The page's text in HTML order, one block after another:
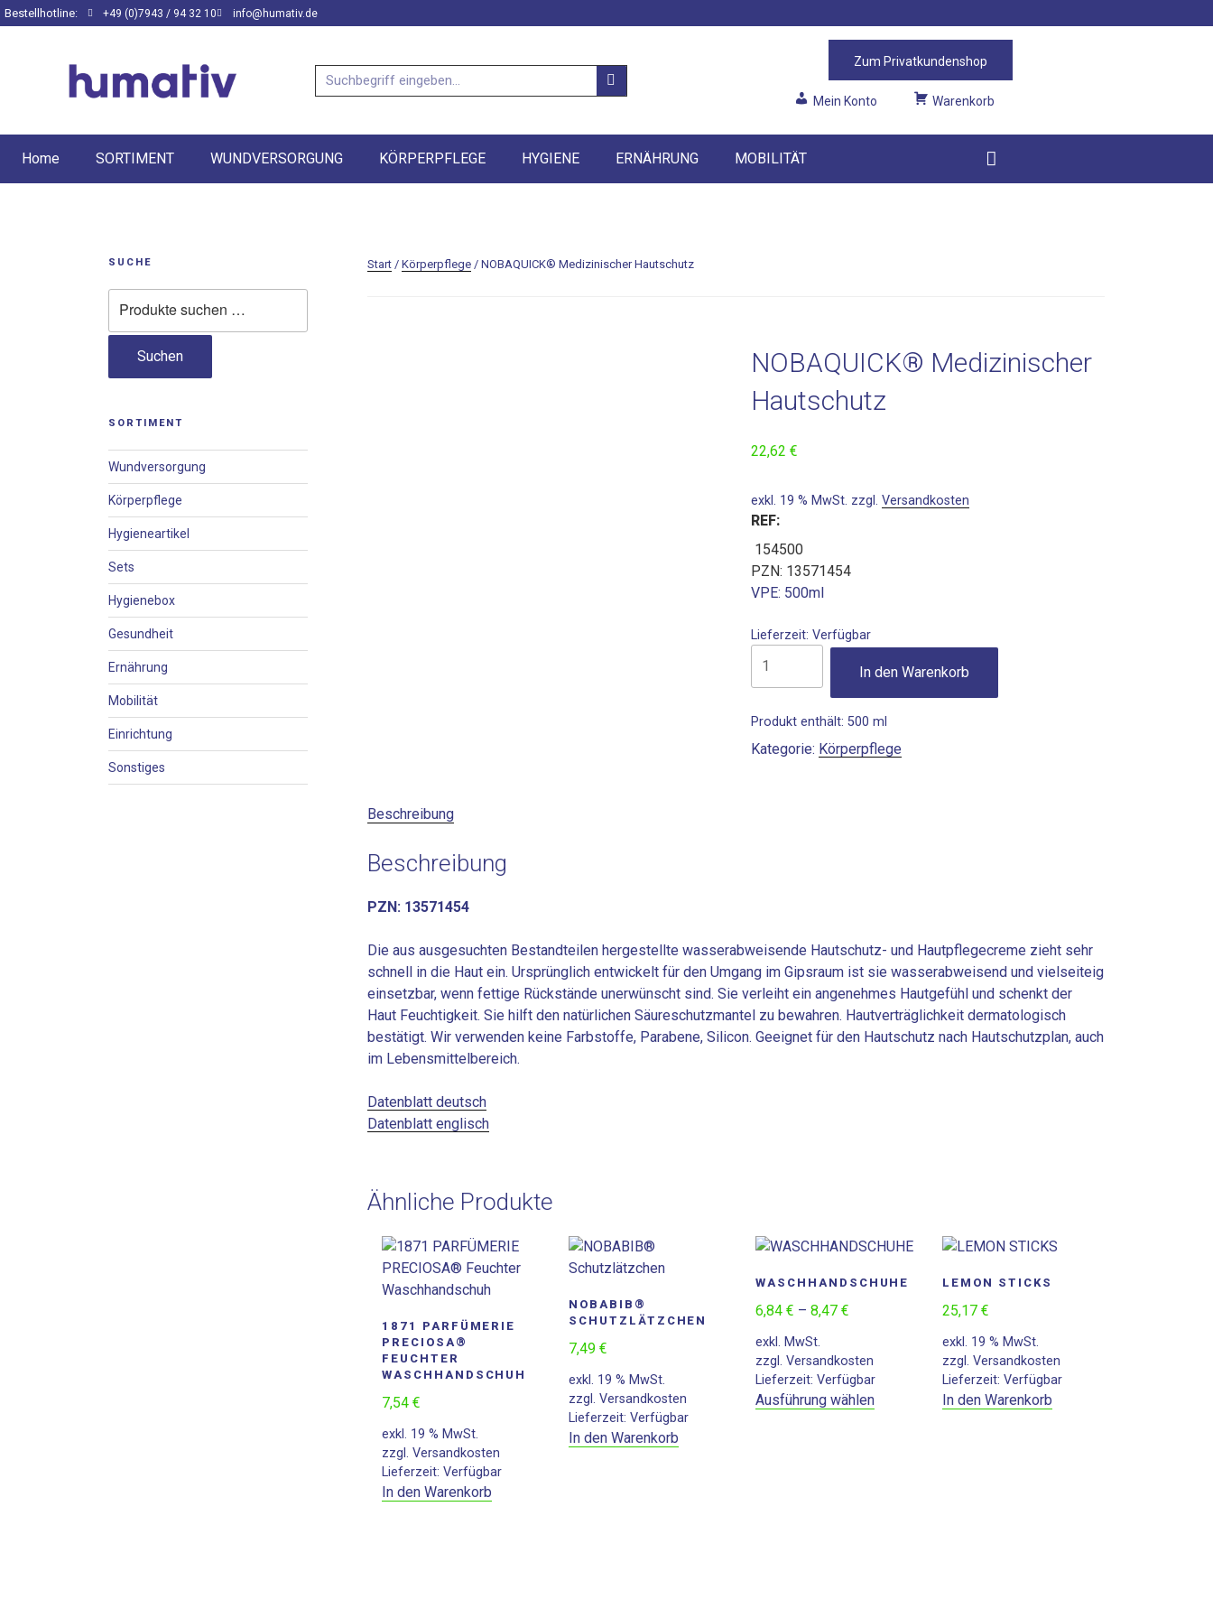
Bestellhotline: +49 (0)7943 / 94 32 10 info@humativ.de
Mein Konto Warenkorb
Home SORTIMENT WUNDVERSORGUNG KÖRPERPFLEGE HYGIENE ERNÄHRUNG MOBILITÄT
Start /Körperpflege / NOBAQUICK® Medizinischer Hautschutz
NOBAQUICK® Medizinischer
Hautschutz
22,62 €
exkl. 19 % MwSt. zzgl. Versandkosten
REF:
154500
PZN: 13571454
VPE: 500ml
Lieferzeit: Verfügbar
In den Warenkorb
Produkt enthält: 500 ml
Kategorie: Körperpflege
Beschreibung
Beschreibung
PZN: 13571454
Die aus ausgesuchten Bestandteilen hergestellte wasserabweisende Hautschutz- und Hautpflegecreme zieht sehr
schnell in die Haut ein. Ursprünglich entwickelt für den Umgang im Gipsraum ist sie wasserabweisend und vielseiteig
einsetzbar, wenn fettige Rückstände unerwünscht sind. Sie verleiht ein angenehmes Hautgefühl und schenkt der
Haut Feuchtigkeit. Sie hilft den natürlichen Säureschutzmantel zu bewahren. Hautverträglichkeit dermatologisch
bestätigt. Wir verwenden keine Farbstoffe, Parabene, Silicon. Geeignet für den Hautschutz nach Hautschutzplan, auch
im Lebensmittelbereich.
Datenblatt deutsch
Datenblatt englisch
Ähnliche Produkte
1871 PARFÜMERIE
PRECIOSA®
FEUCHTER
WASCHHANDSCHUH
7,54€
exkl. 19 % MwSt.
zzgl.Versandkosten
Lieferzeit:Verfügbar
In den Warenkorb
NOBABIB®
SCHUTZLÄTZCHEN
7,49€
exkl. 19 % MwSt.
zzgl.Versandkosten
Lieferzeit:Verfügbar
In den Warenkorb
WASCHHANDSCHUHE
6,84€ –8,47€
exkl. MwSt.
zzgl.Versandkosten
Lieferzeit:Verfügbar
Ausführung wählen
LEMON STICKS
25,17€
exkl. 19 % MwSt.
zzgl.Versandkosten
Lieferzeit:Verfügbar
In den Warenkorb
SUCHE
Suchen
SORTIMENT
Wundversorgung
Körperpflege
Hygieneartikel
Sets
Hygienebox
Gesundheit
Ernährung
Mobilität
Einrichtung
Sonstiges